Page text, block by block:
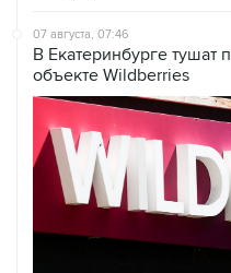
07 августа, 07:46
В Екатеринбурге тушат
объекте Wildberries